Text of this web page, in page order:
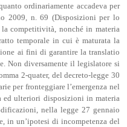
ordinariamente accadeva per
2009, n. 69 (Disposizioni per lo
competitività, nonché in materia
temporale in cui è maturata la
ai fini di garantire la translatio
Non diversamente il legislatore si
2-quater, del decreto-legge 30
per fronteggiare l’emergenza nel
ed ulteriori disposizioni in materia
nella legge 27 gennaio
in un’ipotesi di incompetenza del